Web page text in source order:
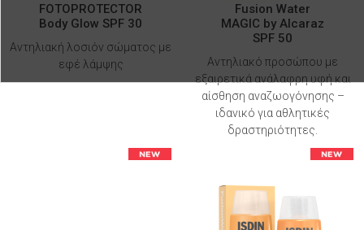
FOTOPROTECTOR
Body Glow SPF 30
Αντηλιακή λοσιόν σώματος με
εφέ λάμψης
Fusion Water
MAGIC by Alcaraz
SPF 50
Αντηλιακό προσώπου με
εξαιρετικά ανάλαφρη υφή και
αίσθηση αναζωογόνησης –
ιδανικό για αθλητικές
δραστηριότητες.